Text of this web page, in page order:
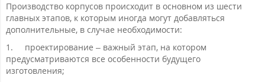
Производство корпусов происходит в основном из шести
главных этапов, к которым иногда могут добавляться
дополнительные, в случае необходимости:
1.
проектирование – важный этап, на котором
предусматриваются все особенности будущего
изготовления;